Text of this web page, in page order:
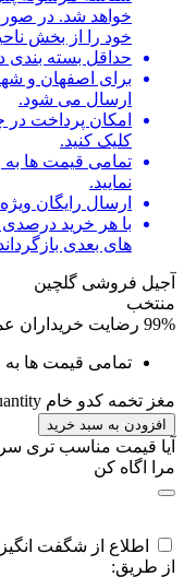
خواهد شد. در
خود را از بخش
حداقل بسته بندی در
برای اصفهان و
ارسال می شود.
امکان پرداخت در
کلیک کنید.
تمامی قیمت ها به
نمایید.
ارسال رایگان ویژه خرید بالای
با هر خرید درصدی
های بعدی
آجیل فروشی گلچین
منتخب
99% رضایت خریداران
تمامی قیمت ها به
مغز تخمه کدو خام quantity
افزودن به سبد خرید
آیا قیمت مناسب تری
مرا اگاه کن
اطلاع از شگفت
از طریق: